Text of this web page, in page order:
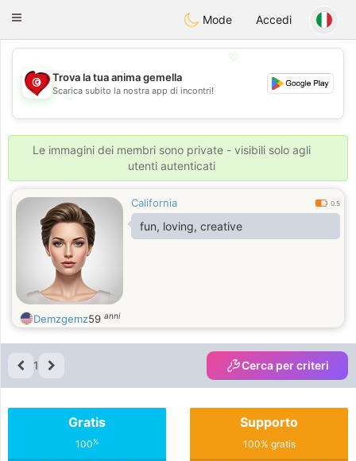
Tunisia Dating
Toggle
Mode Accedi
💖
💕
💕
Trova la tua anima gemella
Scarica subito la nostra app di incontri!
Le immagini dei membri sono private - visibili solo agli
utenti autenticati
California 0.5
fun, loving, creative
Demzgemz59 anni
1 Cerca per criteri
Gratis
100%
Supporto
100% gratis